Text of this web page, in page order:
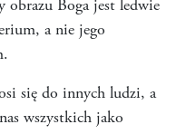
obrazu Boga jest ledwie
a nie jego
się do innych ludzi, a
wszystkich jako